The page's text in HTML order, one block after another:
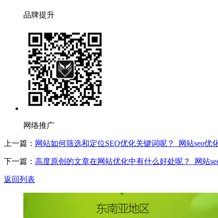
品牌提升
网络推广
上一篇： 网站如何筛选和定位SEO优化关键词呢？_网站seo优
下一篇： 高度原创的文章在网站优化中有什么好处呢？_网站
返回列表